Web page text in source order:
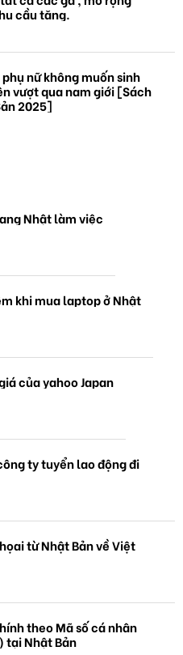
cầu tăng.
nữ không muốn sinh
vượt qua nam giới [Sách
2025]
Nhật làm việc
khi mua laptop ở Nhật
của yahoo Japan
ty tuyển lao động đi
từ Nhật Bản về Việt
theo Mã số cá nhân
Nhật Bản